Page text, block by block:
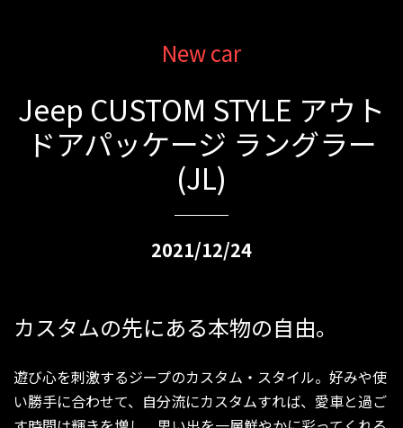
New car
Jeep CUSTOM STYLE アウト
ドアパッケージ ラングラー
(JL)
2021/12/24
カスタムの先にある本物の自由。
遊び心を刺激するジープのカスタム・スタイル。好みや使
い勝手に合わせて、自分流にカスタムすれば、愛車と過ご